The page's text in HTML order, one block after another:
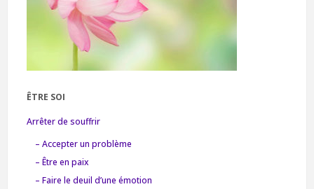
ÊTRE SOI
Arrêter de souffrir
– Accepter un problème
– Être en paix
– Faire le deuil d’une émotion